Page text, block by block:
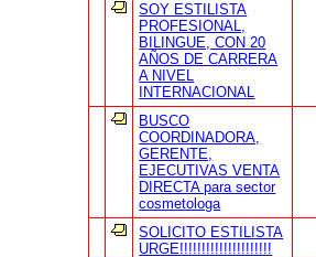
SOY ESTILISTA
PROFESIONAL,
BILINGUE, CON 20
AÑOS DE CARRERA
A NIVEL
INTERNACIONAL
BUSCO
COORDINADORA,
GERENTE,
EJECUTIVAS VENTA
DIRECTA para sector
cosmetologa
SOLICITO ESTILISTA
URGE!!!!!!!!!!!!!!!!!!!!!